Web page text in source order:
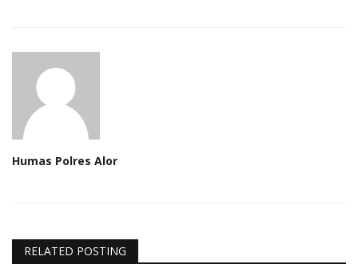
Humas Polres Alor
RELATED POSTING